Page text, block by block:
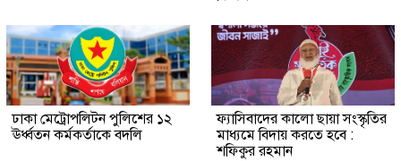
ঢাকা মেট্রোপলিটন পুলিশের ১২
ঊর্ধ্বতন কর্মকর্তাকে বদলি
ফ্যাসিবাদের কালো ছায়া সংস্কৃতির
মাধ্যমে বিদায় করতে হবে :
শফিকুর রহমান